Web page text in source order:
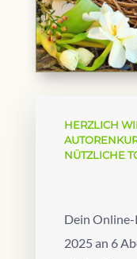
HERZLICH
NÜTZLICHE
Dein Online-
2025 an 6